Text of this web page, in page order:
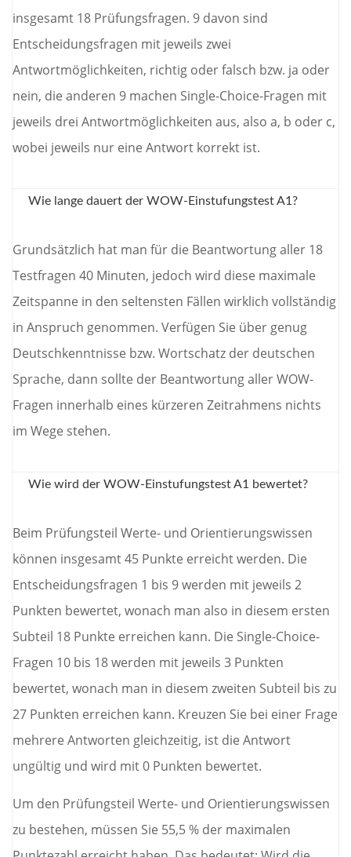
insgesamt 18 Prüfungsfragen. 9 davon sind
Entscheidungsfragen mit jeweils zwei
Antwortmöglichkeiten, richtig oder falsch bzw. ja oder
nein, die anderen 9 machen Single-Choice-Fragen mit
jeweils drei Antwortmöglichkeiten aus, also a, b oder c,
wobei jeweils nur eine Antwort korrekt ist.
Wie lange dauert der WOW-Einstufungstest A1?
Grundsätzlich hat man für die Beantwortung aller 18
Testfragen 40 Minuten, jedoch wird diese maximale
Zeitspanne in den seltensten Fällen wirklich vollständig
in Anspruch genommen. Verfügen Sie über genug
Deutschkenntnisse bzw. Wortschatz der deutschen
Sprache, dann sollte der Beantwortung aller WOW-
Fragen innerhalb eines kürzeren Zeitrahmens nichts
im Wege stehen.
Wie wird der WOW-Einstufungstest A1 bewertet?
Beim Prüfungsteil Werte- und Orientierungswissen
können insgesamt 45 Punkte erreicht werden. Die
Entscheidungsfragen 1 bis 9 werden mit jeweils 2
Punkten bewertet, wonach man also in diesem ersten
Subteil 18 Punkte erreichen kann. Die Single-Choice-
Fragen 10 bis 18 werden mit jeweils 3 Punkten
bewertet, wonach man in diesem zweiten Subteil bis zu
27 Punkten erreichen kann. Kreuzen Sie bei einer Frage
mehrere Antworten gleichzeitig, ist die Antwort
ungültig und wird mit 0 Punkten bewertet.
Um den Prüfungsteil Werte- und Orientierungswissen
zu bestehen, müssen Sie 55,5 % der maximalen